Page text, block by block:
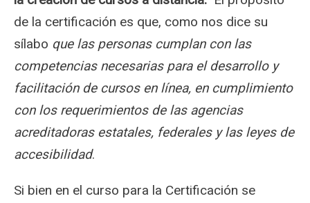
de la certificación es que, como nos dice su
sílabo que las personas cumplan con las
competencias necesarias para el desarrollo y
facilitación de cursos en línea, en cumplimiento
con los requerimientos de las agencias
acreditadoras estatales, federales y las leyes de
accesibilidad.
Si bien en el curso para la Certificación se